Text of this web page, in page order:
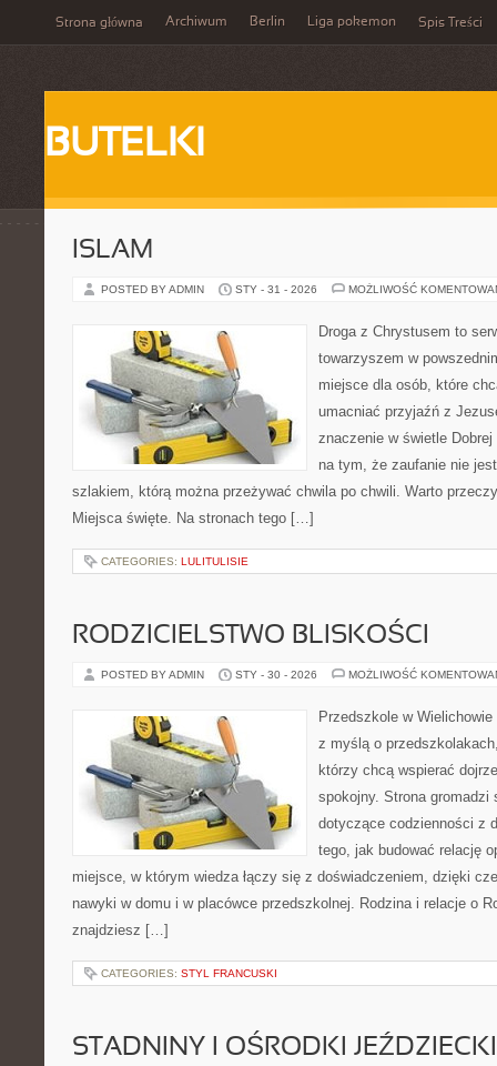
Strona główna Archiwum Berlin Liga pokemon Spis Treści
BUTELKI
ISLAM
POSTED BY ADMIN STY - 31 - 2026 MOŻLIWOŚĆ
Droga z Chrystusem to
towarzyszem w
miejsce dla osób, które
umacniać przyjaźń z
znaczenie w świetle Dobrej
na tym, że zaufanie nie
szlakiem, którą można przeżywać chwila po chwili. Warto
Miejsca święte. Na stronach tego […]
CATEGORIES: LULITULISIE
RODZICIELSTWO BLISKOŚCI
POSTED BY ADMIN STY - 30 - 2026 MOŻLIWOŚĆ
Przedszkole w
z myślą o
którzy chcą wspierać
spokojny. Strona gromadzi
dotyczące codzienności z
tego, jak budować relację
miejsce, w którym wiedza łączy się z doświadczeniem, dzięki
nawyki w domu i w placówce przedszkolnej. Rodzina i relacje o
znajdziesz […]
CATEGORIES: STYL FRANCUSKI
STADNINY I OŚRODKI